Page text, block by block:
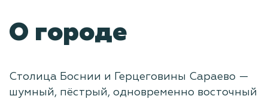
О городе
Столица Боснии и Герцеговины Сараево —
шумный, пёстрый, одновременно восточный